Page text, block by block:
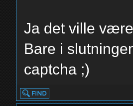
Ja det ville
Bare i
captcha ;)